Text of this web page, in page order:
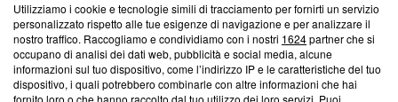
Questa sezione offre informazioni trasparenti su Blasting
News, sui nostri processi editoriali e su come ci impegniamo a
creare news di qualità. Inoltre, afferma la nostra aderenza a
‘Trust Project - News with Integrity’Blasting News non è
ancora membro del programma, ma ha richiesto di farne
Utilizziamo i cookie e tecnologie simili di tracciamento per fornirti un servizio
personalizzato rispetto alle tue esigenze di navigazione e per analizzare il
nostro traffico. Raccogliamo e condividiamo con i nostri 1624partner che si
occupano di analisi dei dati web, pubblicità e social media, alcune
informazioni sul tuo dispositivo, come l’indirizzo IP e le caratteristiche del tuo
dispositivo, i quali potrebbero combinarle con altre informazioni che hai
fornito loro o che hanno raccolto dal tuo utilizzo dei loro servizi. Puoi